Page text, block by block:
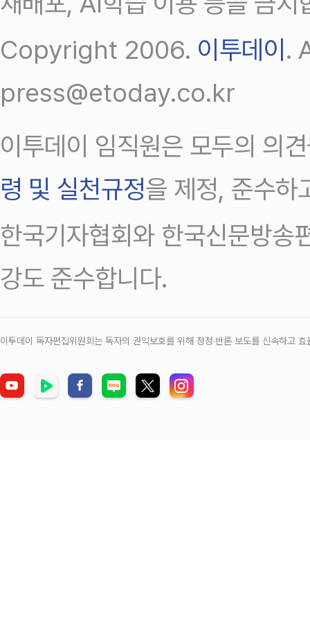
Copyright 2006. 이투데이 .
press@etoday.co.kr
이투데이 임직원은 모두의 의
령 및 실천규정을 제정, 준수하
한국기자협회와 한국신문방송
강도 준수합니다.
이투데이 독자편집위원회는 독자의 권익보호를 위해 정정‧반론 보도를 신속하고